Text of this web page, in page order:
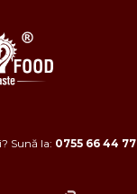
Sună la: 0755 66 44 77